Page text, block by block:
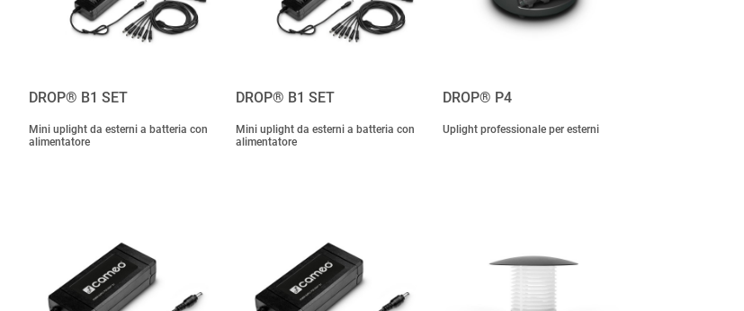
DROP® B1 SET
Mini uplight da esterni a batteria con
alimentatore
DROP® B1 SET
Mini uplight da esterni a batteria con
alimentatore
DROP® P4
Uplight professionale per esterni